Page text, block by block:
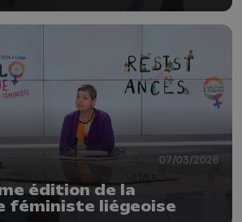
07/03/2026
édition de la
féministe liégeoise